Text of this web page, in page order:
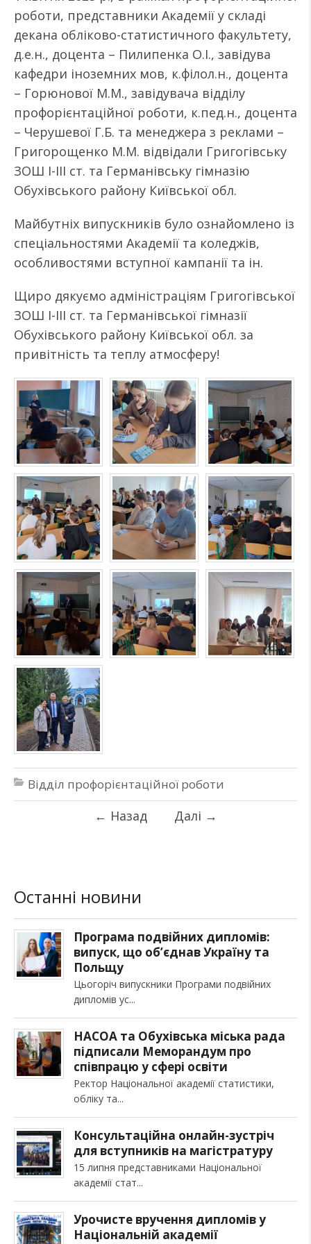
роботи, представники Академії у складі
декана обліково-статистичного факультету,
д.е.н., доцента – Пилипенка О.І., завідува
кафедри іноземних мов, к.філол.н., доцента
– Горюнової М.М., завідувача відділу
профорієнтаційної роботи, к.пед.н., доцента
– Черушевої Г.Б. та менеджера з реклами –
Григорощенко М.М. відвідали Григогівську
ЗОШ I-III ст. та Германівську гімназію
Обухівського району Київської обл.
Майбутніх випускників було ознайомлено із
спеціальностями Академії та коледжів,
особливостями вступної кампанії та ін.
Щиро дякуємо адміністраціям Григогівської
ЗОШ I-III ст. та Германівської гімназії
Обухівського району Київської обл. за
привітність та теплу атмосферу!
Відділ профорієнтаційної роботи
← Назад Далі →
Останні новини
Програма подвійних дипломів:
випуск, що об’єднав Україну та
Польщу
Цьогоріч випускники Програми подвійних
дипломів ус
НАСОА та Обухівська міська рада
підписали Меморандум про
співпрацю у сфері освіти
Ректор Національної академії статистики,
обліку та
Консультаційна онлайн-зустріч
для вступників на магістратуру
15 липня представниками Національної
академії стат
Урочисте вручення дипломів у
Національній академії